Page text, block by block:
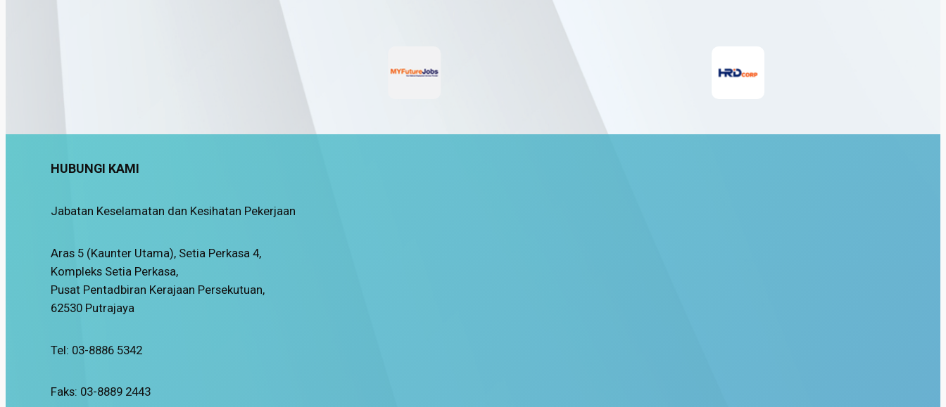
HUBUNGI KAMI
Jabatan Keselamatan dan Kesihatan Pekerjaan
Aras 5 (Kaunter Utama), Setia Perkasa 4,
Kompleks Setia Perkasa,
Pusat Pentadbiran Kerajaan Persekutuan,
62530 Putrajaya
Tel: 03-8886 5342
Faks: 03-8889 2443